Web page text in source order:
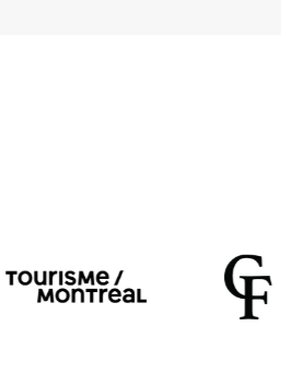
Dramaturgie : Katya
Œil extérieur / répétitrice